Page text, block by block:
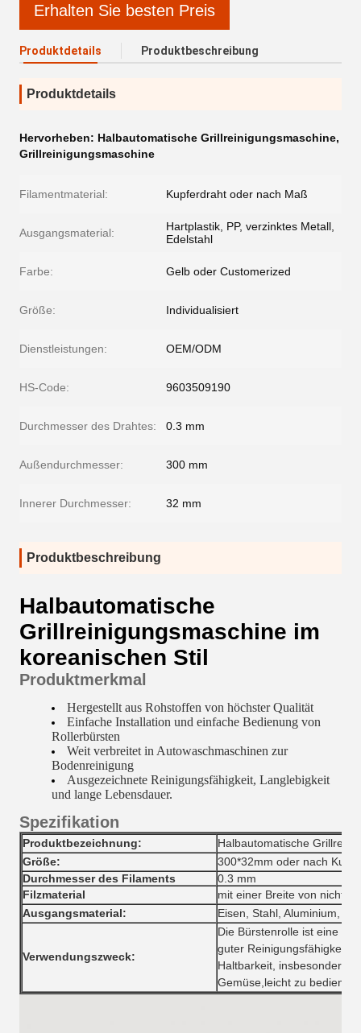
Erhalten Sie besten Preis
Produktdetails Produktbeschreibung
Produktdetails
Hervorheben: Halbautomatische Grillreinigungsmaschine,
Grillreinigungsmaschine
Filamentmaterial: Kupferdraht oder nach Maß
Ausgangsmaterial:
Hartplastik, PP, verzinktes Metall,
Edelstahl
Farbe: Gelb oder Customerized
Größe: Individualisiert
Dienstleistungen: OEM/ODM
HS-Code: 9603509190
Durchmesser des Drahtes: 0.3 mm
Außendurchmesser: 300 mm
Innerer Durchmesser: 32 mm
Produktbeschreibung
Halbautomatische
Grillreinigungsmaschine im
koreanischen Stil
Produktmerkmal
Hergestellt aus Rohstoffen von höchster Qualität
Einfache Installation und einfache Bedienung von
Rollerbürsten
Weit verbreitet in Autowaschmaschinen zur
Bodenreinigung
Ausgezeichnete Reinigungsfähigkeit, Langlebigkeit
und lange Lebensdauer.
Spezifikation
Produktbezeichnung:
Halbautomatische
Größe:
300*32mm oder nach
Durchmesser des Filaments
0.3 mm
Filzmaterial
mit einer Breite von nicht
Ausgangsmaterial:
Eisen, Stahl, Aluminium,
Verwendungszweck:
Die Bürstenrolle ist eine
guter Reinigungsfähigkeit,
Haltbarkeit, insbesondere
Gemüse,leicht zu bedienen.